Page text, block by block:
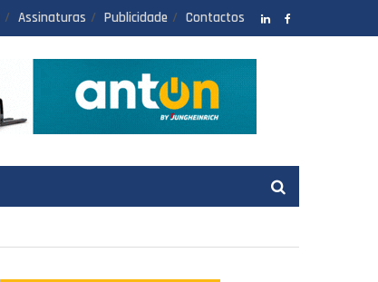
Assinaturas Publicidade Contactos